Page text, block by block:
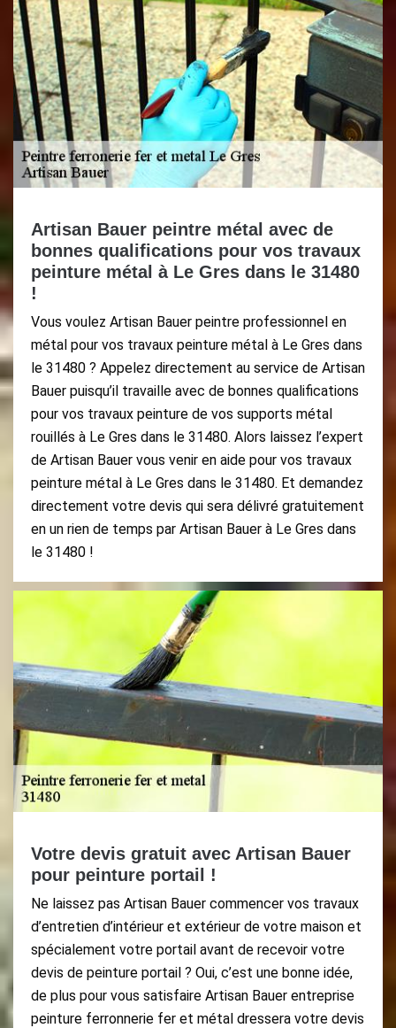
Artisan Bauer peintre métal avec de
bonnes qualifications pour vos travaux
peinture métal à Le Gres dans le 31480
!
Vous voulez Artisan Bauer peintre professionnel en
métal pour vos travaux peinture métal à Le Gres dans
le 31480 ? Appelez directement au service de Artisan
Bauer puisqu’il travaille avec de bonnes qualifications
pour vos travaux peinture de vos supports métal
rouillés à Le Gres dans le 31480. Alors laissez l’expert
de Artisan Bauer vous venir en aide pour vos travaux
peinture métal à Le Gres dans le 31480. Et demandez
directement votre devis qui sera délivré gratuitement
en un rien de temps par Artisan Bauer à Le Gres dans
le 31480 !
Votre devis gratuit avec Artisan Bauer
pour peinture portail !
Ne laissez pas Artisan Bauer commencer vos travaux
d’entretien d’intérieur et extérieur de votre maison et
spécialement votre portail avant de recevoir votre
devis de peinture portail ? Oui, c’est une bonne idée,
de plus pour vous satisfaire Artisan Bauer entreprise
peinture ferronnerie fer et métal dressera votre devis